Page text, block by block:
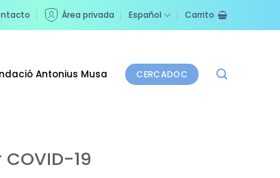
Área privada Español Carrito
Antonius Musa CERCADOC
19